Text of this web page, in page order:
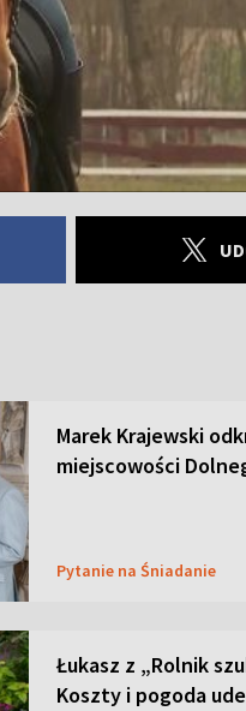
Marek Krajewski
miejscowości
Pytanie na Śniadanie
Łukasz z „Rolnik
Koszty i pogoda